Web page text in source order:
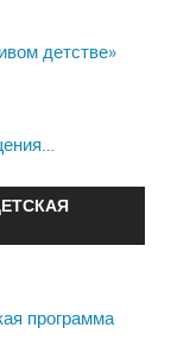
детстве»
программа